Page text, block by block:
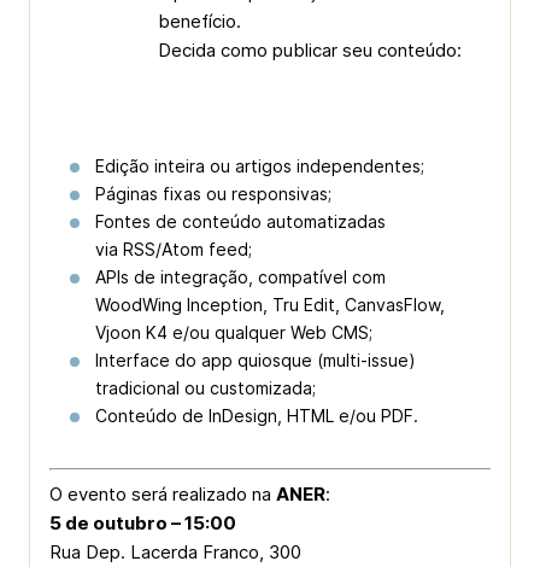
benefício.
Decida como publicar seu conteúdo:
Edição inteira ou artigos independentes;
Páginas fixas ou responsivas;
Fontes de conteúdo automatizadas
via RSS/Atom feed;
APIs de integração, compatível com
WoodWing Inception, Tru Edit, CanvasFlow,
Vjoon K4 e/ou qualquer Web CMS;
Interface do app quiosque (multi-issue)
tradicional ou customizada;
Conteúdo de InDesign, HTML e/ou PDF.
O evento será realizado na ANER:
5 de outubro – 15:00
Rua Dep. Lacerda Franco, 300